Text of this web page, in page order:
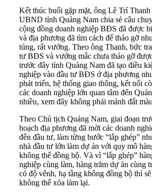
Kết thúc buổi gặp mặt, ông Lê Trí
UBND tỉnh Quảng Nam chia sẻ câu
cộng đồng doanh nghiệp BĐS đã được
và địa phương đã tìm cách để tháo gỡ
túng, rất vướng. Theo ông Thanh, bức
tư BĐS và vướng mắc chưa tháo gỡ
trước đây tỉnh Quảng Nam đã tạo điều
nghiệp vào đầu tư BĐS ở địa phương
phát triển, hệ thống giao thông, kết nối
các doanh nghiệp lớn quan tâm đến
nhiều, xem đây không phải mảnh đất
Theo Chủ tịch Quảng Nam, giai đoạn
hoạch địa phương đã mời các doanh
đến đầu tư, làm từng bước “lắp ghép”
nhà đầu tư lớn làm dự án với quy mô
không thể đồng bộ. Và vì “lắp ghép”
nghiệp cùng làm, hàng trăm dự án cùng
có độ vênh, hạ tầng không đồng bộ thì sẽ
không thể xóa làm lại.